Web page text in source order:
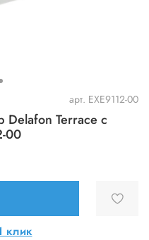
арт. EXE9112-00
Delafon Terrace с
00
клик